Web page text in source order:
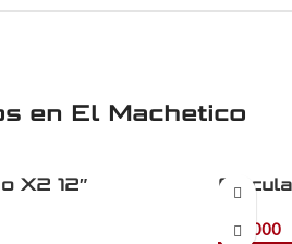
en El Machetico
X2 12″
16.000